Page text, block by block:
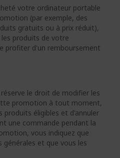
votre ordinateur portable
(par exemple, des
gratuits ou à prix réduit),
produits de votre
profiter d'un remboursement
le droit de modifier les
promotion à tout moment,
éligibles et d'annuler
une commande pendant la
vous indiquez que
générales et que vous les